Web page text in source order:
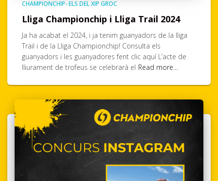
CHAMPIONCHIP- ELS DEL XIP GROC
Lliga Championchip i Lliga Trail 2024
Ja ha acabat el 2024, i ja tenim guanyadors de la lliga
Trail i de la Lliga Championchip! Consulta els
guanyadors i les guanyadores fent clic aquí L’acte de
lliurament de trofeus se celebrarà el Read more…